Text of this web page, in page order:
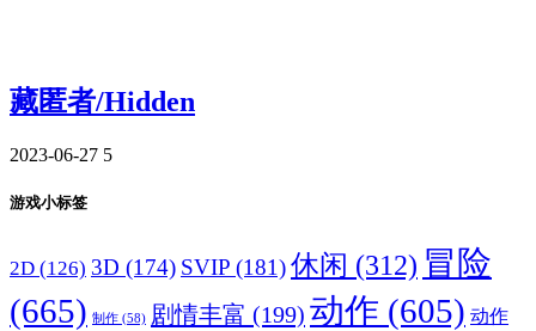
藏匿者/Hidden
2023-06-27 5
游戏小标签
2D (126) 3D (174) SVIP (181)休闲 (312) 冒险
(665) 制作 (58) 剧情丰富 (199) 动作 (605) 动作